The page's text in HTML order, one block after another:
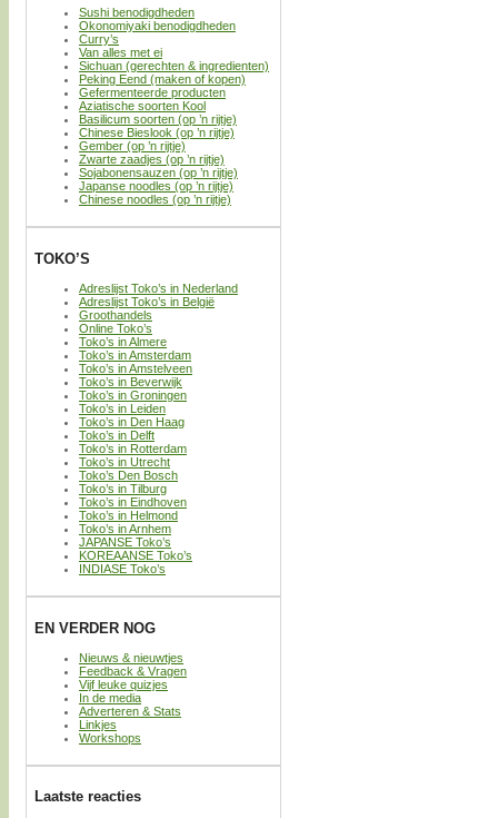
Sushi benodigdheden
Okonomiyaki benodigdheden
Curry’s
Van alles met ei
Sichuan (gerechten & ingredienten)
Peking Eend (maken of kopen)
Gefermenteerde producten
Aziatische soorten Kool
Basilicum soorten (op ’n rijtje)
Chinese Bieslook (op ’n rijtje)
Gember (op ’n rijtje)
Zwarte zaadjes (op ’n rijtje)
Sojabonensauzen (op ’n rijtje)
Japanse noodles (op ’n rijtje)
Chinese noodles (op ’n rijtje)
TOKO’S
Adreslijst Toko’s in Nederland
Adreslijst Toko’s in België
Groothandels
Online Toko’s
Toko’s in Almere
Toko’s in Amsterdam
Toko’s in Amstelveen
Toko’s in Beverwijk
Toko’s in Groningen
Toko’s in Leiden
Toko’s in Den Haag
Toko’s in Delft
Toko’s in Rotterdam
Toko’s in Utrecht
Toko’s Den Bosch
Toko’s in Tilburg
Toko’s in Eindhoven
Toko’s in Helmond
Toko’s in Arnhem
JAPANSE Toko’s
KOREAANSE Toko’s
INDIASE Toko’s
EN VERDER NOG
Nieuws & nieuwtjes
Feedback & Vragen
Vijf leuke quizjes
In de media
Adverteren & Stats
Linkjes
Workshops
Laatste reacties